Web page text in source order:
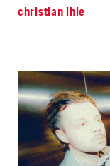
christian ihle